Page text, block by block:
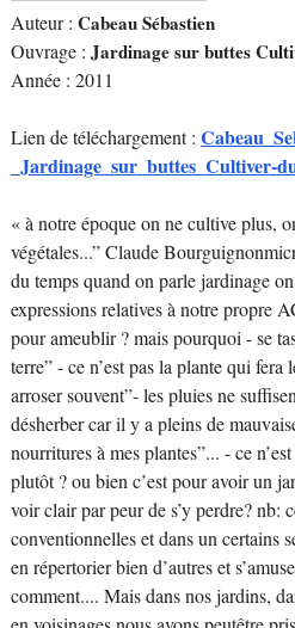
Auteur : Cabeau Sébastien
Ouvrage : Jardinage sur buttes
Année : 2011
Lien de téléchargement :
_Jardinage_sur_buttes_Cultiver-
« à notre époque on ne cultive plus,
végétales...” Claude
du temps quand on parle jardinage
expressions relatives à notre propre
pour ameublir ? mais pourquoi - se
terre” - ce n’est pas la plante qui
arroser souvent”- les pluies ne
désherber car il y a pleins de
nourritures à mes plantes”... - ce
plutôt ? ou bien c’est pour avoir un
voir clair par peur de s’y perdre? nb:
conventionnelles et dans un certains
en répertorier bien d’autres et
comment.... Mais dans nos jardins,